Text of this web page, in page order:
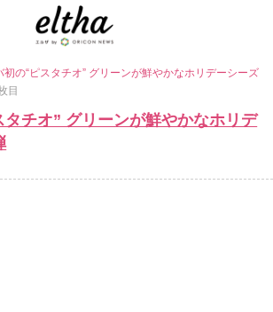
初の“ピスタチオ” グリーンが鮮やかなホリデーシーズ
目
タチオ” グリーンが鮮やかなホリデ